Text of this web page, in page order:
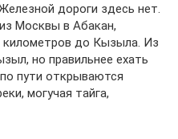
дороги здесь нет.
Москвы в Абакан,
километров до Кызыла. Из
но правильнее ехать
пути открываются
могучая тайга,